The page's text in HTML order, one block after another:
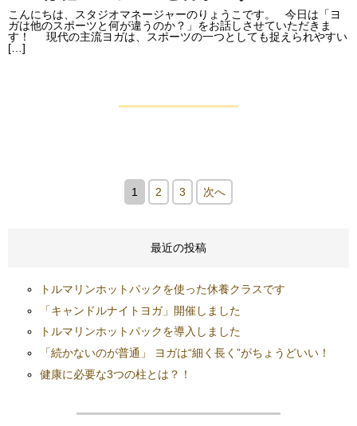
こんにちは、スタジオマネージャーのりょうこです。 今日は「ヨ
ガは他のスポーツと何が違うのか？」をお話しさせていただきま
す！ 現代の主流ヨガは、スポーツの一つとしても捉えられやすい
[…]
1 2 3 次へ
最近の投稿
トルマリンホットパックを使った休養クラスです
「キャンドルナイトヨガ」開催しました
トルマリンホットパックを導入しました
「続かないのが普通」 ヨガは“細く長く”がちょうどいい！
健康に必要な3つの柱とは？！